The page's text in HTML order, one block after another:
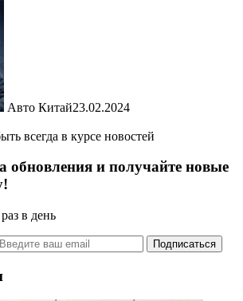
Авто Китай23.02.2024
всегда в курсе новостей
обновления и получайте новые
в день